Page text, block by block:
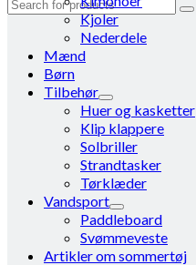
Search
Kjoler
Nederdele
Mænd
Børn
Tilbehør
Huer og kasketter
Klip klappere
Solbriller
Strandtasker
Tørklæder
Vandsport
Paddleboard
Svømmeveste
Artikler om sommertøj